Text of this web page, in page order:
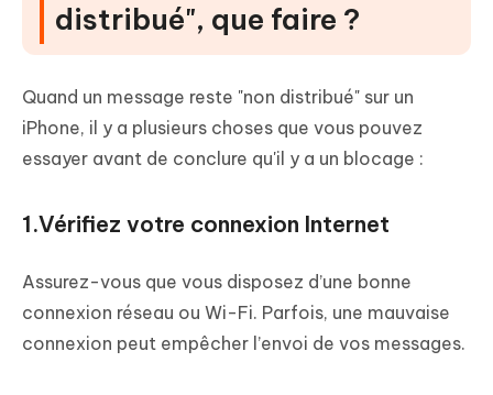
distribué", que faire ?
Quand un message reste "non distribué" sur un
iPhone, il y a plusieurs choses que vous pouvez
essayer avant de conclure qu'il y a un blocage :
1.Vérifiez votre connexion Internet
Assurez-vous que vous disposez d’une bonne
connexion réseau ou Wi-Fi. Parfois, une mauvaise
connexion peut empêcher l’envoi de vos messages.